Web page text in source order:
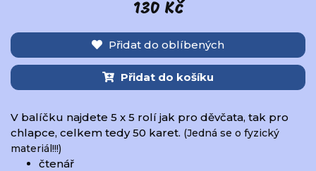
130 Kč
Přidat do oblíbených
Přidat do košíku
V balíčku najdete 5 x 5 rolí jak pro děvčata, tak pro
chlapce, celkem tedy 50 karet. (Jedná se o fyzický
materiál!!!)
čtenář